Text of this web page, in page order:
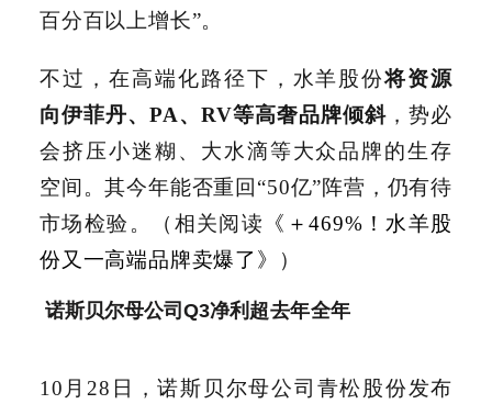
百分百以上增长”。
不过，在高端化路径下，水羊股份将资源
向伊菲丹、PA、RV等高奢品牌倾斜 ，势必
会挤压小迷糊、大水滴等大众品牌的生存
空间。其今年能否重回“50亿”阵营，仍有待
市场检验。（相关阅读
《＋469%！水羊股
份又一高端品牌卖爆了》
）
诺斯贝尔母公司Q3净利 超去年全年
10月28日，诺斯贝尔母公司青松股份发布